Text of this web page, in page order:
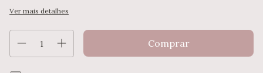
Ver mais detalhes